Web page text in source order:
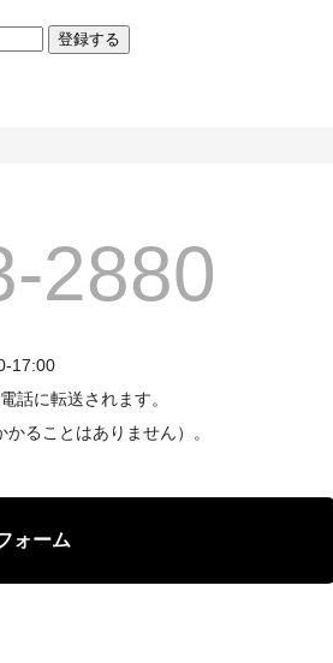
2880
17:00
話に転送されます。
ることはありません）。
ォーム